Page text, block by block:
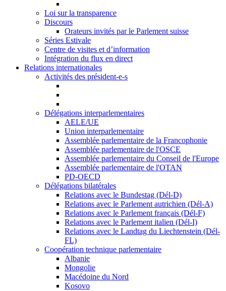
Loi sur la transparence
Discours
Orateurs invités par le Parlement suisse
Séries Estivale
Centre de visites et d’information
Intégration du flux en direct
Relations internationales
Activités des président-e-s
Délégations interparlementaires
AELE/UE
Union interparlementaire
Assemblée parlementaire de la Francophonie
Assemblée parlementaire de l'OSCE
Assemblée parlementaire du Conseil de l'Europe
Assemblée parlementaire de l'OTAN
PD-OECD
Délégations bilatérales
Relations avec le Bundestag (Dél-D)
Relations avec le Parlement autrichien (Dél-A)
Relations avec le Parlement français (Dél-F)
Relations avec le Parlement italien (Dél-I)
Relations avec le Landtag du Liechtenstein (Dél-
FL)
Coopération technique parlementaire
Albanie
Mongolie
Macédoine du Nord
Kosovo